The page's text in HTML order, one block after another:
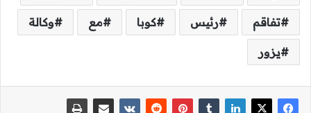
تفاقم رئيس كوبا مع وكالة
يزور